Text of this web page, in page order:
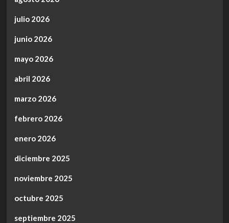
julio 2026
junio 2026
mayo 2026
abril 2026
marzo 2026
febrero 2026
enero 2026
diciembre 2025
noviembre 2025
octubre 2025
septiembre 2025